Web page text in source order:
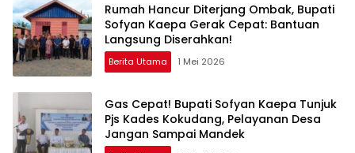
Rumah Hancur Diterjang Ombak, Bupati
Sofyan Kaepa Gerak Cepat: Bantuan
Langsung Diserahkan!
Berita Utama 1 Mei 2026
Gas Cepat! Bupati Sofyan Kaepa Tunjuk
Pjs Kades Kokudang, Pelayanan Desa
Jangan Sampai Mandek